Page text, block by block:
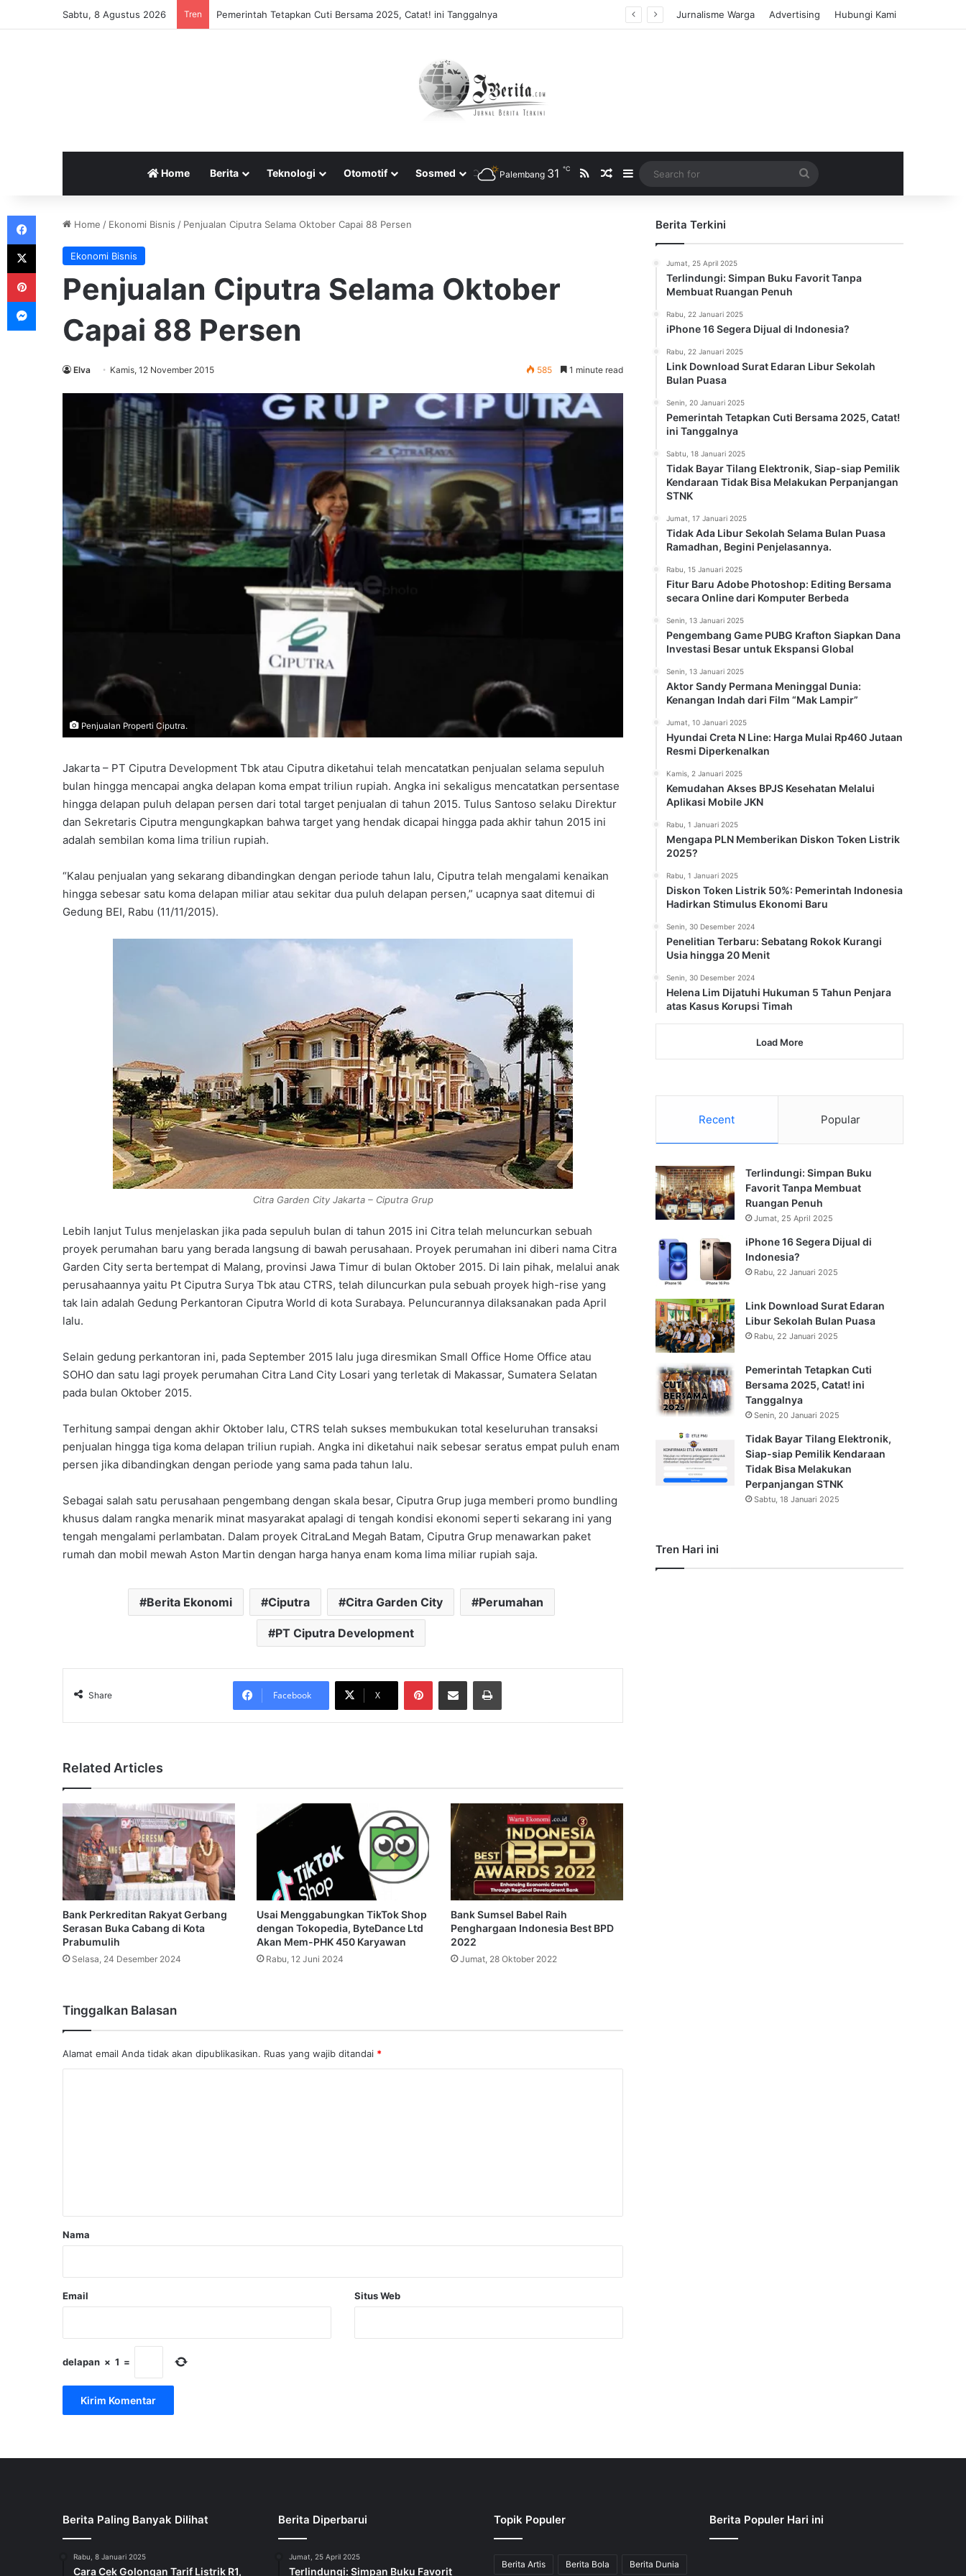
Sabtu, 8 Agustus 2026 Tren Jurnalisme Warga Advertising Hubungi Kami
Home Berita Teknologi Otomotif Sosmed Palembang 31 ℃ RSSRandom Article
Sidebar
for
Home / Ekonomi Bisnis / Penjualan Ciputra Selama Oktober Capai 88 Persen
Ekonomi Bisnis
Penjualan Ciputra Selama Oktober
Capai 88 Persen
Elva Kamis, 12 November 2015 585 1 minute read
Penjualan Properti Ciputra.
Jakarta – PT Ciputra Development Tbk atau Ciputra diketahui telah mencatatkan penjualan selama sepuluh
bulan hingga mencapai angka delapan koma empat triliun rupiah. Angka ini sekaligus mencatatkan persentase
hingga delapan puluh delapan persen dari total target penjualan di tahun 2015. Tulus Santoso selaku Direktur
dan Sekretaris Ciputra mengungkapkan bahwa target yang hendak dicapai hingga pada akhir tahun 2015 ini
adalah sembilan koma lima triliun rupiah.
“Kalau penjualan yang sekarang dibandingkan dengan periode tahun lalu, Ciputra telah mengalami kenaikan
hingga sebesar satu koma delapan miliar atau sekitar dua puluh delapan persen,” ucapnya saat ditemui di
Gedung BEI, Rabu (11/11/2015).
Citra Garden City Jakarta – Ciputra Grup
Lebih lanjut Tulus menjelaskan jika pada sepuluh bulan di tahun 2015 ini Citra telah meluncurkan sebuah
proyek perumahan baru yang berada langsung di bawah perusahaan. Proyek perumahan ini diberi nama Citra
Garden City serta bertempat di Malang, provinsi Jawa Timur di bulan Oktober 2015. Di lain pihak, melalui anak
perusahaannya yaitu Pt Ciputra Surya Tbk atau CTRS, telah diluncurkan pula sebuah proyek high-rise yang
tak lain adalah Gedung Perkantoran Ciputra World di kota Surabaya. Peluncurannya dilaksanakan pada April
lalu.
Selain gedung perkantoran ini, pada September 2015 lalu juga diresmikan Small Office Home Office atau
SOHO dan satu lagi proyek perumahan Citra Land City Losari yang terletak di Makassar, Sumatera Selatan
pada bulan Oktober 2015.
Terhitung sampai dengan akhir Oktober lalu, CTRS telah sukses membukukan total keseluruhan transaksi
penjualan hingga tiga koma delapan triliun rupiah. Angka ini diketahui naik sebesar seratus empat puluh enam
persen jika dibandingkan dengan periode yang sama pada tahun lalu.
Sebagai salah satu perusahaan pengembang dengan skala besar, Ciputra Grup juga memberi promo bundling
khusus dalam rangka menarik minat masyarakat apalagi di tengah kondisi ekonomi seperti sekarang ini yang
tengah mengalami perlambatan. Dalam proyek CitraLand Megah Batam, Ciputra Grup menawarkan paket
rumah dan mobil mewah Aston Martin dengan harga hanya enam koma lima miliar rupiah saja.
Berita Ekonomi Ciputra Citra Garden City Perumahan
PT Ciputra Development
Share Facebook X
PinterestShare via Email Print
Related Articles
Bank Perkreditan Rakyat Gerbang
Serasan Buka Cabang di Kota
Prabumulih
Selasa, 24 Desember 2024
Usai Menggabungkan TikTok Shop
dengan Tokopedia, ByteDance Ltd
Akan Mem-PHK 450 Karyawan
Rabu, 12 Juni 2024
Bank Sumsel Babel Raih
Penghargaan Indonesia Best BPD
2022
Jumat, 28 Oktober 2022
Tinggalkan Balasan
Alamat email Anda tidak akan dipublikasikan. Ruas yang wajib ditandai *
r
Nama
Email Situs Web
delapan × 1 =
Berita Terkini
Jumat, 25 April 2025
Terlindungi: Simpan Buku Favorit Tanpa
Membuat Ruangan Penuh
Rabu, 22 Januari 2025
iPhone 16 Segera Dijual di Indonesia?
Rabu, 22 Januari 2025
Link Download Surat Edaran Libur Sekolah
Bulan Puasa
Senin, 20 Januari 2025
Pemerintah Tetapkan Cuti Bersama 2025, Catat!
ini Tanggalnya
Sabtu, 18 Januari 2025
Tidak Bayar Tilang Elektronik, Siap-siap Pemilik
Kendaraan Tidak Bisa Melakukan Perpanjangan
STNK
Jumat, 17 Januari 2025
Tidak Ada Libur Sekolah Selama Bulan Puasa
Ramadhan, Begini Penjelasannya.
Rabu, 15 Januari 2025
Fitur Baru Adobe Photoshop: Editing Bersama
secara Online dari Komputer Berbeda
Senin, 13 Januari 2025
Pengembang Game PUBG Krafton Siapkan Dana
Investasi Besar untuk Ekspansi Global
Senin, 13 Januari 2025
Aktor Sandy Permana Meninggal Dunia:
Kenangan Indah dari Film “Mak Lampir”
Jumat, 10 Januari 2025
Hyundai Creta N Line: Harga Mulai Rp460 Jutaan
Resmi Diperkenalkan
Kamis, 2 Januari 2025
Kemudahan Akses BPJS Kesehatan Melalui
Aplikasi Mobile JKN
Rabu, 1 Januari 2025
Mengapa PLN Memberikan Diskon Token Listrik
2025?
Rabu, 1 Januari 2025
Diskon Token Listrik 50%: Pemerintah Indonesia
Hadirkan Stimulus Ekonomi Baru
Senin, 30 Desember 2024
Penelitian Terbaru: Sebatang Rokok Kurangi
Usia hingga 20 Menit
Senin, 30 Desember 2024
Helena Lim Dijatuhi Hukuman 5 Tahun Penjara
atas Kasus Korupsi Timah
Load More
Recent Popular
Terlindungi: Simpan Buku
Favorit Tanpa Membuat
Ruangan Penuh
Jumat, 25 April 2025
iPhone 16 Segera Dijual di
Indonesia?
Rabu, 22 Januari 2025
Link Download Surat Edaran
Libur Sekolah Bulan Puasa
Rabu, 22 Januari 2025
Pemerintah Tetapkan Cuti
Bersama 2025, Catat! ini
Tanggalnya
Senin, 20 Januari 2025
Tidak Bayar Tilang Elektronik,
Siap-siap Pemilik Kendaraan
Tidak Bisa Melakukan
Perpanjangan STNK
Sabtu, 18 Januari 2025
Tren Hari ini
Berita Paling Banyak Dilihat
Rabu, 8 Januari 2025
Cara Cek Golongan Tarif Listrik R1,
Berita Diperbarui
Jumat, 25 April 2025
Terlindungi: Simpan Buku Favorit
Topik Populer
Berita Artis Berita Bola Berita Dunia
Berita Populer Hari ini
Facebook
X
Pinterest
Messenger